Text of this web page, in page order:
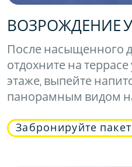
ВОЗРОЖДЕНИЕ
После насыщенного
отдохните на террасе
этаже, выпейте
панорамным видом
Забронируйте пакет